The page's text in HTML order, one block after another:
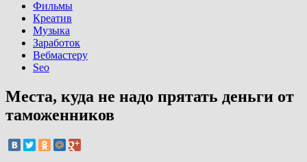
Фильмы
Креатив
Музыка
Заработок
Вебмастеру
Seo
Места, куда не надо прятать деньги от
таможенников